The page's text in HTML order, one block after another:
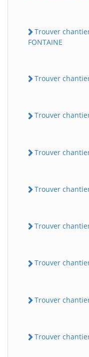
Trouver
FONTAINE
Trouver
Trouver
Trouver
Trouver
Trouver
Trouver
Trouver
Trouver